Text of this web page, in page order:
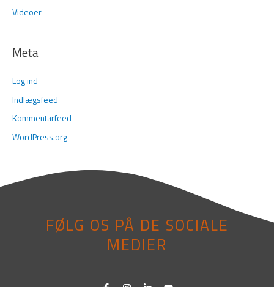
Videoer
Meta
Log ind
Indlægsfeed
Kommentarfeed
WordPress.org
FØLG OS PÅ DE SOCIALE
MEDIER